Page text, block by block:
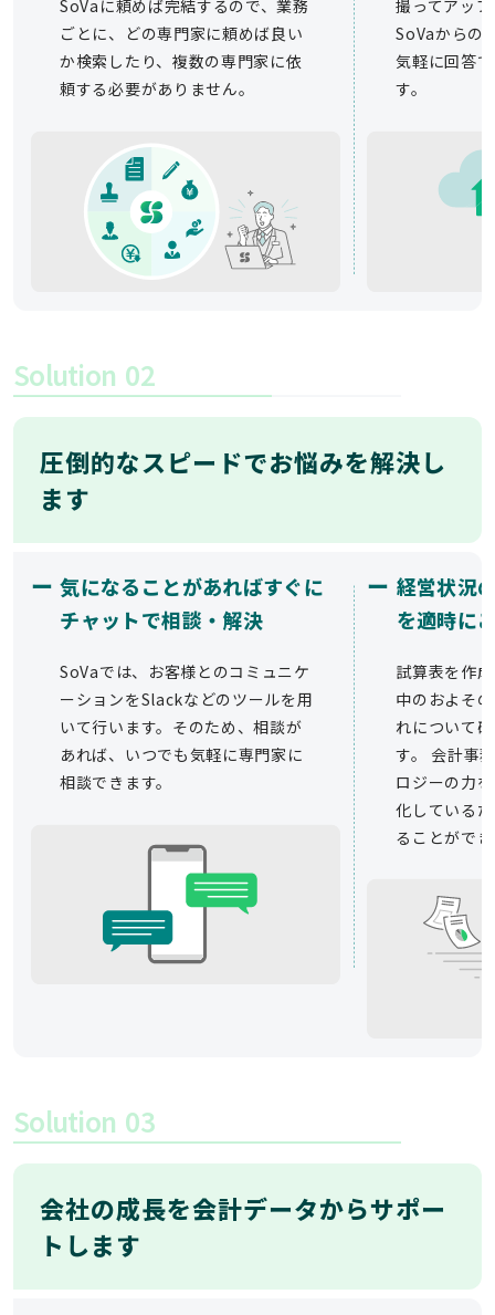
SoVaに頼めば完結するので、業務
ごとに、どの専門家に頼めば良い
か検索したり、複数の専門家に依
頼する必要がありません。
撮ってアッ
SoVaからの
気軽に回答
す。
Solution 02
圧倒的なスピードでお悩みを解決し
ます
ー 気になることがあればすぐに
チャットで相談・解決
SoVaでは、お客様とのコミュニケ
ーションをSlackなどのツールを用
いて行います。そのため、相談が
あれば、いつでも気軽に専門家に
相談できます。
ー 経営状況
を適時に
試算表を作
中のおよそ
れについて
す。 会計事
ロジーの力
化している
ることがで
Solution 03
会社の成長を会計データからサポー
トします